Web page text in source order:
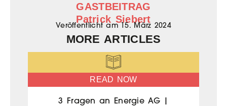
GASTBEITRAG
Patrick Siebert
Veröffentlicht am 15. März 2024
MORE ARTICLES
READ NOW
3 Fragen an Energie AG |